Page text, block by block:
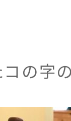
コの字